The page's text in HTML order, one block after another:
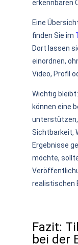
erkennbaren
Eine
finden Sie im
Dort lassen
einordnen,
Video, Profil
Wichtig
können eine
unterstützen,
Sichtbarkeit,
Ergebnisse
möchte,
realistischen
Fazit:
bei der